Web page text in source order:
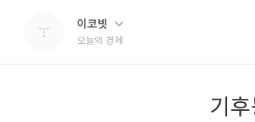
이코빗
오늘의 경제
기